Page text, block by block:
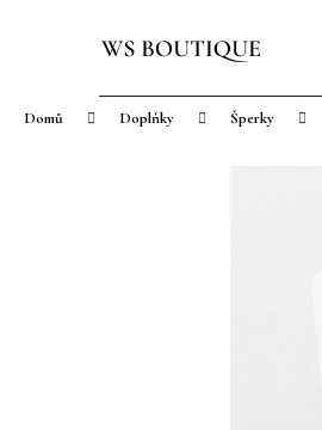
Domů Doplňky Šperky
Zpět
obchodu
Zpět
obchodu